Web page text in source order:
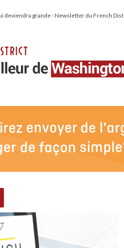
deviendra grande - Newsletter du French